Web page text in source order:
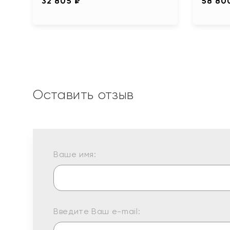
Оставить отзыв
Ваше имя:
Введите Ваш e-mail: